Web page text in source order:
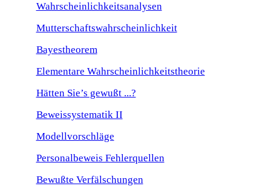
Wahrscheinlichkeitsanalysen
Mutterschaftswahrscheinlichkeit
Bayestheorem
Elementare Wahrscheinlichkeitstheorie
Hätten Sie’s gewußt ...?
Beweissystematik II
Modellvorschläge
Personalbeweis Fehlerquellen
Bewußte Verfälschungen